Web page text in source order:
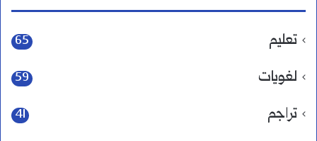
تعليم 65
لغويات 59
تراجم 41